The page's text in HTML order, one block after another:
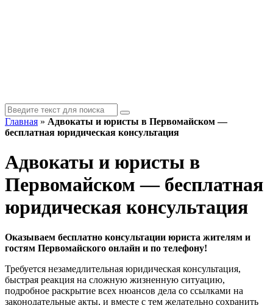
Главная » Адвокаты и юристы в Первомайском —
бесплатная юридическая консультация
Адвокаты и юристы в
Первомайском — бесплатная
юридическая консультация
Оказываем бесплатно консультации юриста жителям и
гостям Первомайского онлайн и по телефону!
Требуется незамедлительная юридическая консультация,
быстрая реакция на сложную жизненную ситуацию,
подробное раскрытие всех нюансов дела со ссылками на
законодательные акты, и вместе с тем желательно сохранить